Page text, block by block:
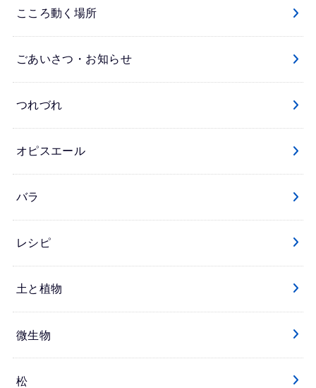
こころ動く場所
ごあいさつ・お知らせ
つれづれ
オピスエール
バラ
レシピ
土と植物
微生物
松